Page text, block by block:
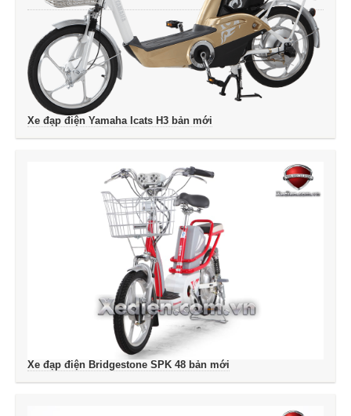
Xe đạp điện Yamaha Icats H3 bản mới
Xe đạp điện Bridgestone SPK 48 bản mới